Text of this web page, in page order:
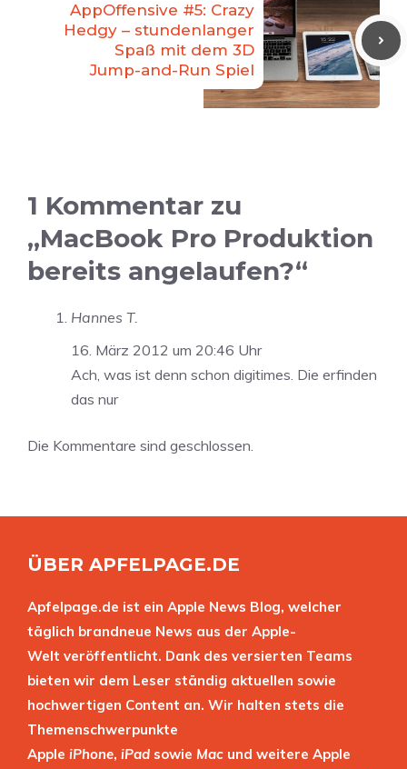
AppOffensive #5: Crazy
Hedgy – stundenlanger
Spaß mit dem 3D
Jump-and-Run Spiel
1 Kommentar zu
„MacBook Pro Produktion
bereits angelaufen?“
Hannes T.
16. März 2012 um 20:46 Uhr
Ach, was ist denn schon digitimes. Die erfinden
das nur
Die Kommentare sind geschlossen.
ÜBER APFELPAGE.DE
Apfelpage.de ist ein Apple News Blog, welcher
täglich brandneue News aus der Apple-
Welt veröffentlicht. Dank des versierten Teams
bieten wir dem Leser ständig aktuellen sowie
hochwertigen Content an. Wir halten stets die
Themenschwerpunkte
Apple iPhone, iPad sowie Mac und weitere Apple